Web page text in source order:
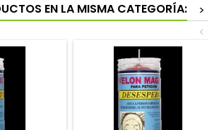
EN LA MISMA CATEGORÍA:
>
<